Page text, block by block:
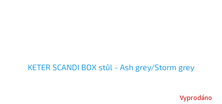
KETER SCANDI BOX stůl - Ash grey/Storm grey
Vyprodáno